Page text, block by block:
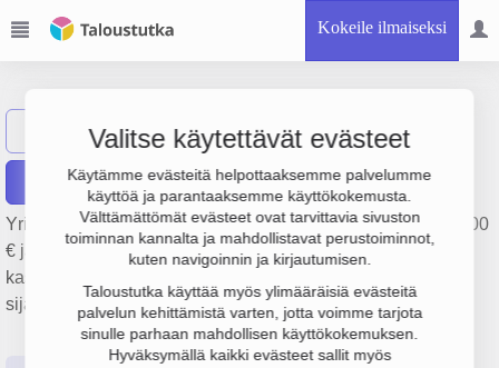
Kokeile ilmaiseksi
Valitse käytettävät evästeet
Käytämme evästeitä helpottaaksemme palvelumme
käyttöä ja parantaaksemme käyttökokemusta.
Välttämättömät evästeet ovat tarvittavia sivuston
toiminnan kannalta ja mahdollistavat perustoiminnot,
kuten navigoinnin ja kirjautumisen.
Taloustutka käyttää myös ylimääräisiä evästeitä
palvelun kehittämistä varten, jotta voimme tarjota
sinulle parhaan mahdollisen käyttökokemuksen.
Hyväksymällä kaikki evästeet sallit myös
Näytä haku AT Anten tila Oy
Raportit
Yrityksen Anten tila Oy liikevaihto on 1.2 milj. €, tulos 322 000
€ ja henkilöstömäärä 2. Sen päätoimiala on Yhdistetty
kasvinviljely ja kotieläintalous, perustamisvuosi 2008 ja
sijainti Laitila. Yrityksen yhtiömuoto Osakeyhtiö (OY).